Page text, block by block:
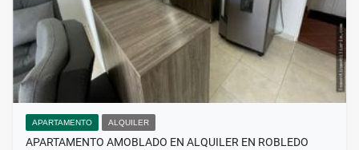
APARTAMENTO ALQUILER
APARTAMENTO AMOBLADO EN ALQUILER EN ROBLEDO